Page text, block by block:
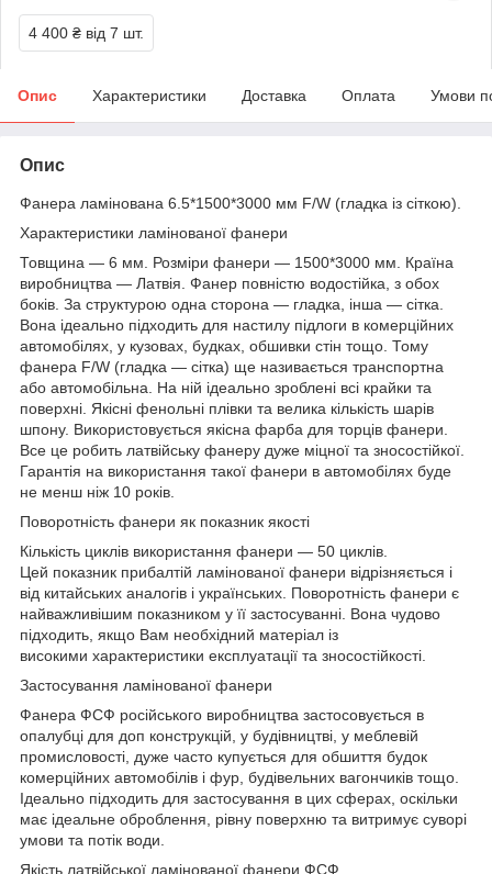
4 400 ₴ від 7 шт.
Опис Характеристики Доставка Оплата Умови
Опис
Фанера ламінована 6.5*1500*3000 мм F/W (гладка із сіткою).
Характеристики ламінованої фанери
Товщина — 6 мм. Розміри фанери — 1500*3000 мм. Країна
виробництва — Латвія. Фанер повністю водостійка, з обох
боків. За структурою одна сторона — гладка, інша — сітка.
Вона ідеально підходить для настилу підлоги в комерційних
автомобілях, у кузовах, будках, обшивки стін тощо. Тому
фанера F/W (гладка — сітка) ще називається транспортна
або автомобільна. На ній ідеально зроблені всі крайки та
поверхні. Якісні фенольні плівки та велика кількість шарів
шпону. Використовується якісна фарба для торців фанери.
Все це робить латвійську фанеру дуже міцної та зносостійкої.
Гарантія на використання такої фанери в автомобілях буде
не менш ніж 10 років.
Поворотність фанери як показник якості
Кількість циклів використання фанери — 50 циклів.
Цей показник прибалтій ламінованої фанери відрізняється і
від китайських аналогів і українських. Поворотність фанери є
найважливішим показником у її застосуванні. Вона чудово
підходить, якщо Вам необхідний матеріал із
високими характеристики експлуатації та зносостійкості.
Застосування ламінованої фанери
Фанера ФСФ російського виробництва застосовується в
опалубці для доп конструкцій, у будівництві, у меблевій
промисловості, дуже часто купується для обшиття будок
комерційних автомобілів і фур, будівельних вагончиків тощо.
Ідеально підходить для застосування в цих сферах, оскільки
має ідеальне оброблення, рівну поверхню та витримує суворі
умови та потік води.
Якість латвійської ламінованої фанери ФСФ